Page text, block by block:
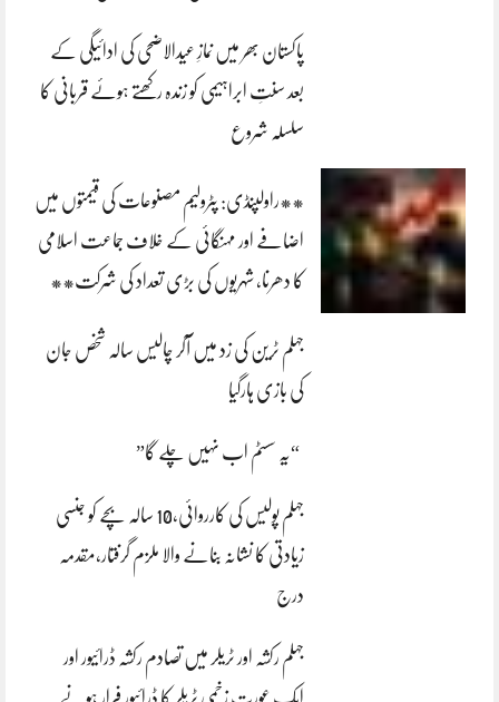
پاکستان بھر میں نمازِ عیدالاضحی کی ادائیگی کے
بعد سنتِ ابراہیمی کو زندہ رکھتے ہوئے قربانی کا
سلسلہ شروع
**راولپنڈی: پٹرولیم مصنوعات کی قیمتوں میں
اضافے اور مہنگائی کے خلاف جماعت اسلامی
کا دھرنا، شہریوں کی بڑی تعداد کی شرکت**
جہلم ٹرین کی زد میں آکر چالیس سالہ شخص جان
کی بازی ہارگیا
“یہ سسٹم اب نہیں چلے گا”
جہلم پولیس کی کارروائی،10 سالہ بچے کو جنسی
زیادتی کا نشانہ بنانے والا ملزم گرفتار،مقدمہ
درج
جہلم رکشہ اور ٹریلر میں تصادم رکشہ ڈرائیور اور
ایک عورت زخمی ٹریلر کا ڈرائیور فرار ہونے